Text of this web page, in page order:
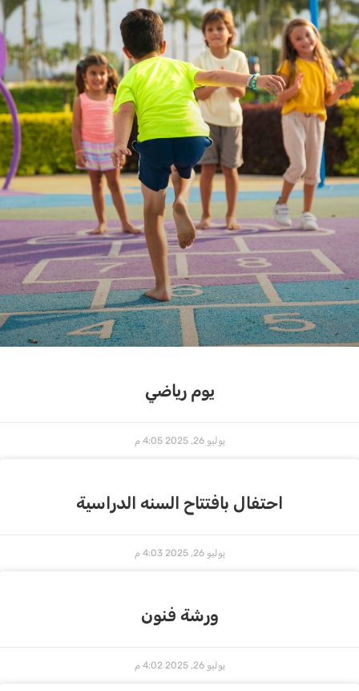
يوم رياضي
يوليو 26, 2025 4:05 م
احتفال بافتتاح السنه الدراسية
يوليو 26, 2025 4:03 م
ورشة فنون
يوليو 26, 2025 4:02 م